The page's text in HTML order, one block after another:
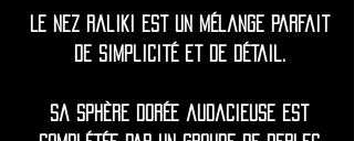
Le nez Raliki est un mélange parfait
de simplicité et de détail.
Sa sphère dorée audacieuse est